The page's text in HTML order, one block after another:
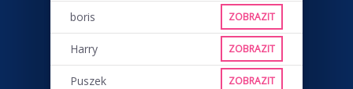
boris ZOBRAZIT
Harry ZOBRAZIT
Puszek ZOBRAZIT